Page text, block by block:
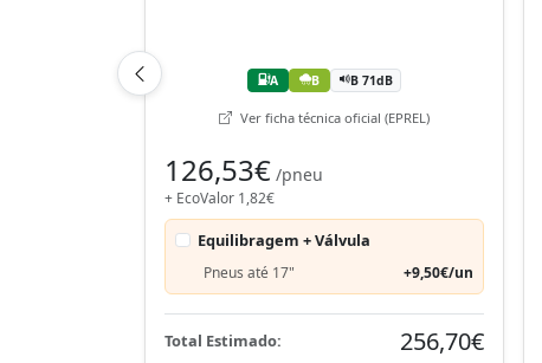
A B B 71dB
Ver ficha técnica oficial (EPREL)
126,53€ /pneu
+ EcoValor 1,82€
Equilibragem + Válvula
Pneus até 17" +9,50€/un
Total Estimado: 256,70€